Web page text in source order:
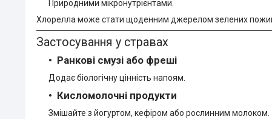
Природними мікронутрієнтами.
Хлорелла може стати щоденним джерелом зелених
Застосування у стравах
Ранкові смузі або фреші
Додає біологічну цінність напоям.
Кисломолочні продукти
Змішайте з йогуртом, кефіром або рослинним молоком.